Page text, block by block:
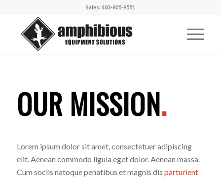
Sales: 403-805-9551
OUR MISSION.
Lorem ipsum dolor sit amet, consectetuer adipiscing
elit. Aenean commodo ligula eget dolor. Aenean massa.
Cum sociis natoque penatibus et magnis dis parturient